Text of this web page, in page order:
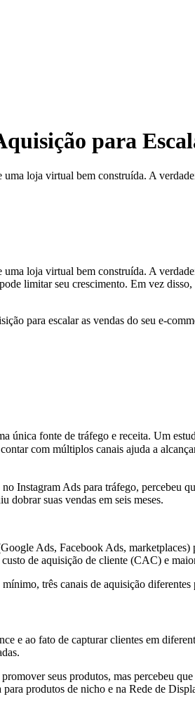
para
uma loja virtual bem construída. A
loja virtual bem construída. A
limitar seu crescimento. Em vez
para escalar as vendas do seu e-
única fonte de tráfego e receita. Um
com múltiplos canais ajuda a
Instagram Ads para tráfego, percebeu
dobrar suas vendas em seis meses.
Ads, Facebook Ads,
de aquisição de cliente (CAC) e
três canais de aquisição
e ao fato de capturar clientes em
seus produtos, mas percebeu
produtos de nicho e na Rede de